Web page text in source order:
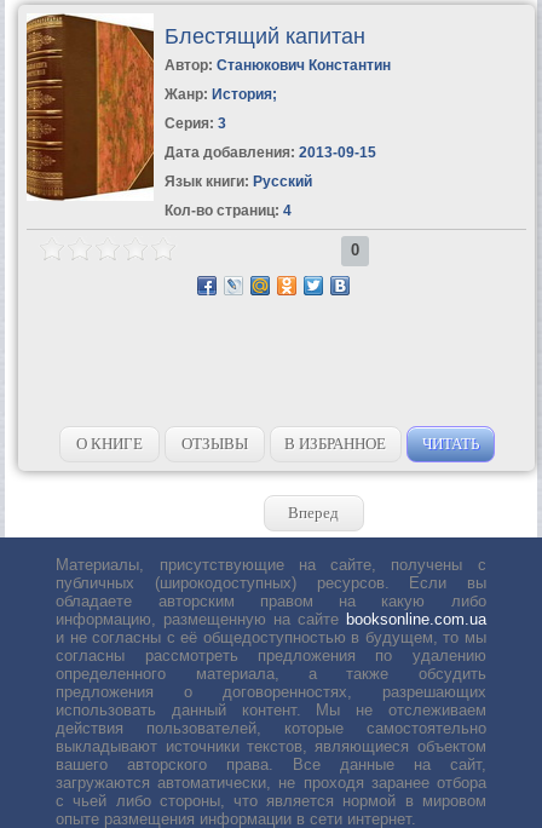
Блестящий капитан
Автор: Станюкович Константин
Жанр: История;
Серия: 3
Дата добавления: 2013-09-15
Язык книги: Русский
Кол-во страниц: 4
0
О КНИГЕ ОТЗЫВЫ В ИЗБРАННОЕ ЧИТАТЬ
Вперед
Материалы, присутствующие на сайте, получены с
публичных (широкодоступных) ресурсов. Если вы
обладаете авторским правом на какую либо
информацию, размещенную на сайте booksonline.com.ua
и не согласны с её общедоступностью в будущем, то мы
согласны рассмотреть предложения по удалению
определенного материала, а также обсудить
предложения о договоренностях, разрешающих
использовать данный контент. Мы не отслеживаем
действия пользователей, которые самостоятельно
выкладывают источники текстов, являющиеся объектом
вашего авторского права. Все данные на сайт,
загружаются автоматически, не проходя заранее отбора
с чьей либо стороны, что является нормой в мировом
опыте размещения информации в сети интернет.